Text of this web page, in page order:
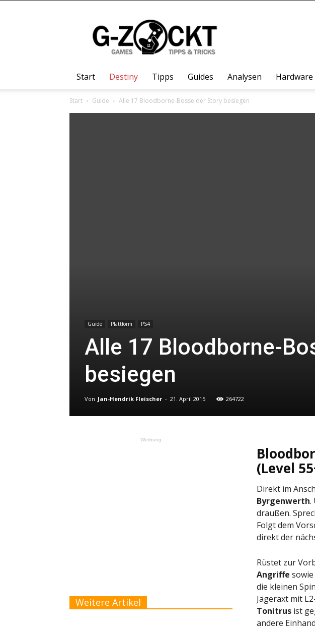
Zockt.DE
Start Destiny Tipps Guides Analysen Hardware
Start Guide Alle 17 Bloodborne-Bosse der Story besiegen
Guide Plattform PS4
Alle 17 Bloodborne-
besiegen
Von Jan-Hendrik Fleischer - 21. April 2015 264722
(Level
Direkt im
Byrgenwerth.
draußen.
Folgt dem
direkt der
Rüstet zur
Angriffe
die kleinen
Jägeraxt mit
Tonitrus ist
andere
Werbung
Weitere Artikel